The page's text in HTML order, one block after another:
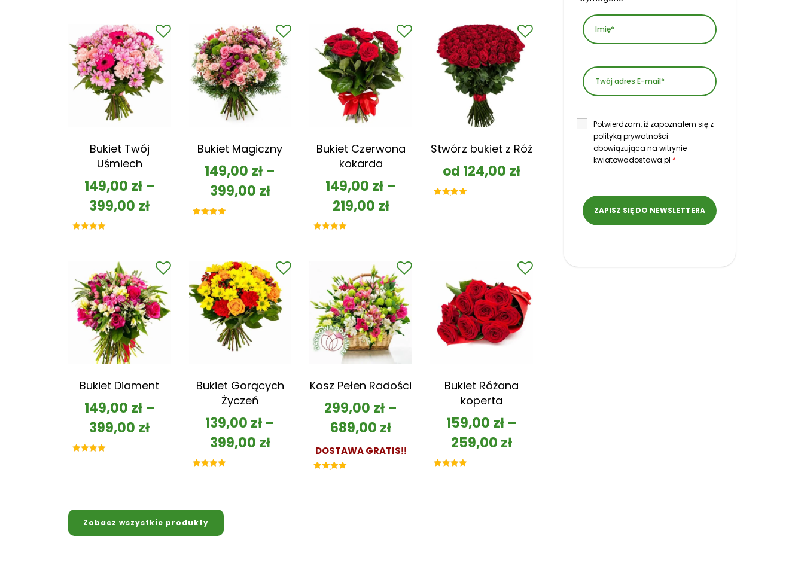
Bukiet Twój
Uśmiech
149,00 zł–
399,00 zł
Bukiet Magiczny
149,00 zł –
399,00 zł
Bukiet Czerwona
kokarda
149,00 zł –
219,00 zł
Stwórz bukiet z Róż
od 124,00 zł
Bukiet Diament
149,00 zł–
399,00 zł
Bukiet Gorących
Życzeń
139,00 zł –
399,00 zł
Kosz Pełen Radości
299,00 zł –
689,00 zł
DOSTAWA GRATIS!!
Bukiet Różana
koperta
159,00 zł–
259,00 zł
Zobacz wszystkie produkty
Potwierdzam, iż zapoznałem się z
polityką prywatności
obowiązująca na witrynie
kwiatowadostawa.pl *